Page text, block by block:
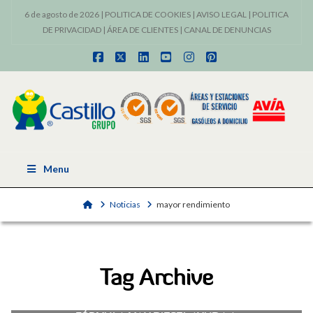
6 de agosto de 2026 | POLITICA DE COOKIES | AVISO LEGAL | POLITICA
DE PRIVACIDAD| ÁREA DE CLIENTES| CANAL DE DENUNCIAS
Facebook
X LinkedInYouTubeInstagram
Pinterest
Menu
HomeNoticias mayor rendimiento
Tag Archive